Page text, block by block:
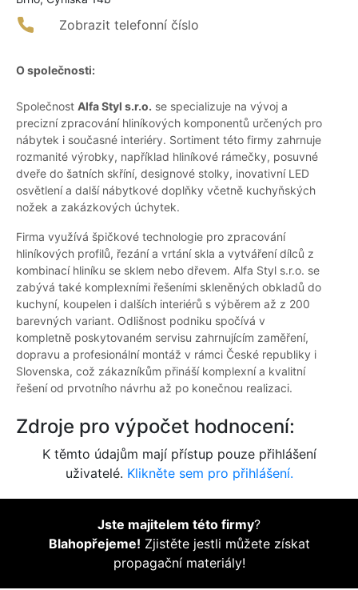
Zobrazit telefonní číslo
O společnosti:
Společnost Alfa Styl s.r.o. se specializuje na vývoj a
precizní zpracování hliníkových komponentů určených pro
nábytek i současné interiéry. Sortiment této firmy zahrnuje
rozmanité výrobky, například hliníkové rámečky, posuvné
dveře do šatních skříní, designové stolky, inovativní LED
osvětlení a další nábytkové doplňky včetně kuchyňských
nožek a zakázkových úchytek.
Firma využívá špičkové technologie pro zpracování
hliníkových profilů, řezání a vrtání skla a vytváření dílců z
kombinací hliníku se sklem nebo dřevem. Alfa Styl s.r.o. se
zabývá také komplexními řešeními skleněných obkladů do
kuchyní, koupelen i dalších interiérů s výběrem až z 200
barevných variant. Odlišnost podniku spočívá v
kompletně poskytovaném servisu zahrnujícím zaměření,
dopravu a profesionální montáž v rámci České republiky i
Slovenska, což zákazníkům přináší komplexní a kvalitní
řešení od prvotního návrhu až po konečnou realizaci.
Zdroje pro výpočet hodnocení:
K těmto údajům mají přístup pouze přihlášení
uživatelé. Klikněte sem pro přihlášení.
Jste majitelem této firmy?
Blahopřejeme! Zjistěte jestli můžete získat
propagační materiály!